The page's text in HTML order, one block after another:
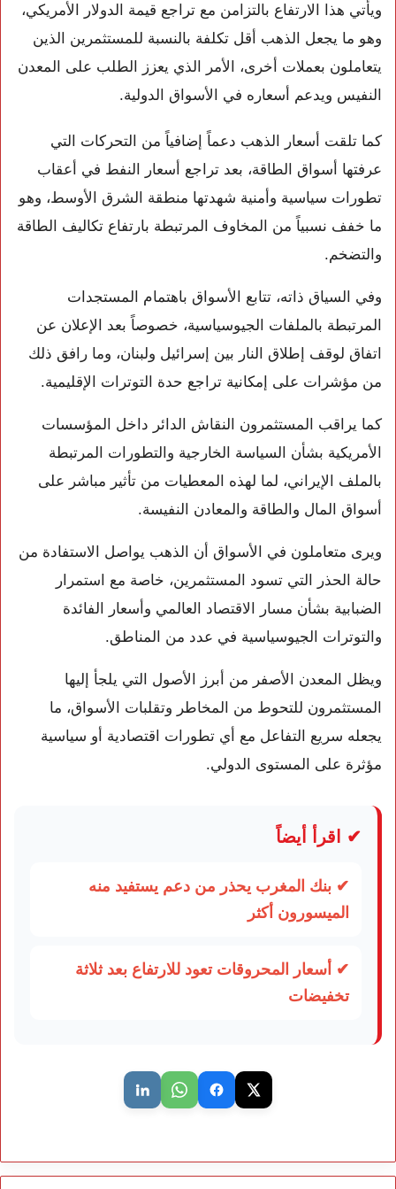
ويأتي هذا الارتفاع بالتزامن مع تراجع قيمة الدولار الأمريكي،
وهو ما يجعل الذهب أقل تكلفة بالنسبة للمستثمرين الذين
يتعاملون بعملات أخرى، الأمر الذي يعزز الطلب على المعدن
النفيس ويدعم أسعاره في الأسواق الدولية.
كما تلقت أسعار الذهب دعماً إضافياً من التحركات التي
عرفتها أسواق الطاقة، بعد تراجع أسعار النفط في أعقاب
تطورات سياسية وأمنية شهدتها منطقة الشرق الأوسط، وهو
ما خفف نسبياً من المخاوف المرتبطة بارتفاع تكاليف الطاقة
والتضخم.
وفي السياق ذاته، تتابع الأسواق باهتمام المستجدات
المرتبطة بالملفات الجيوسياسية، خصوصاً بعد الإعلان عن
اتفاق لوقف إطلاق النار بين إسرائيل ولبنان، وما رافق ذلك
من مؤشرات على إمكانية تراجع حدة التوترات الإقليمية.
كما يراقب المستثمرون النقاش الدائر داخل المؤسسات
الأمريكية بشأن السياسة الخارجية والتطورات المرتبطة
بالملف الإيراني، لما لهذه المعطيات من تأثير مباشر على
أسواق المال والطاقة والمعادن النفيسة.
ويرى متعاملون في الأسواق أن الذهب يواصل الاستفادة من
حالة الحذر التي تسود المستثمرين، خاصة مع استمرار
الضبابية بشأن مسار الاقتصاد العالمي وأسعار الفائدة
والتوترات الجيوسياسية في عدد من المناطق.
ويظل المعدن الأصفر من أبرز الأصول التي يلجأ إليها
المستثمرون للتحوط من المخاطر وتقلبات الأسواق، ما
يجعله سريع التفاعل مع أي تطورات اقتصادية أو سياسية
مؤثرة على المستوى الدولي.
✔ اقرأ أيضاً
✔ بنك المغرب يحذر من دعم يستفيد منه
الميسورون أكثر
✔ أسعار المحروقات تعود للارتفاع بعد ثلاثة
تخفيضات